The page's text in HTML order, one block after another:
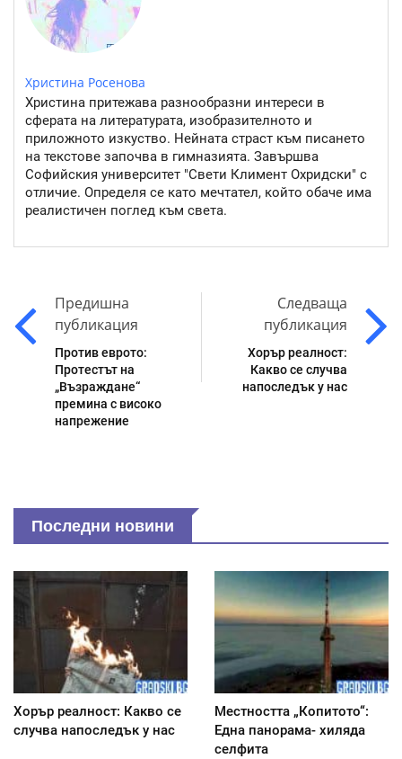
Христина Росенова
Христина притежава разнообразни интереси в
сферата на литературата, изобразителното и
приложното изкуство. Нейната страст към писането
на текстове започва в гимназията. Завършва
Софийския университет "Свети Климент Охридски" с
отличие. Определя се като мечтател, който обаче има
реалистичен поглед към света.
Предишна
публикация
Против еврото:
Протестът на
„Възраждане“
премина с високо
напрежение
Следваща
публикация
Хорър реалност:
Какво се случва
напоследък у нас
Последни новини
Хорър реалност: Какво се
случва напоследък у нас
Местността „Копитото“:
Една панорама- хиляда
селфита